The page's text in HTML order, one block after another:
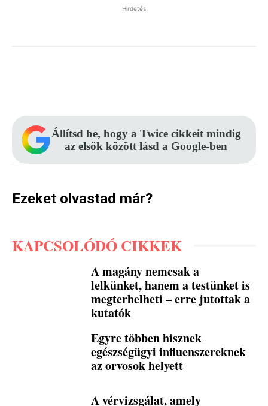
Hirdetés
Állítsd be, hogy a Twice cikkeit mindig
az elsők között lásd a Google-ben
Ezeket olvastad már?
KAPCSOLÓDÓ CIKKEK
A magány nemcsak a
lelkünket, hanem a testünket is
megterhelheti – erre jutottak a
kutatók
Egyre többen hisznek
egészségügyi influenszereknek
az orvosok helyett
A vérvizsgálat, amely